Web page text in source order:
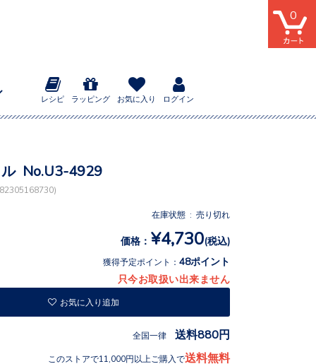
レシピ ラッピング お気に入り ログイン
0
No.U3-4929
在庫状態 : 売り切れ
価格： ¥4,730(税込)
獲得予定ポイント： 48ポイント
只今お取扱い出来ません
お気に入り追加
全国一律 送料880円
このストアで11,000円以上ご購入で送料無料